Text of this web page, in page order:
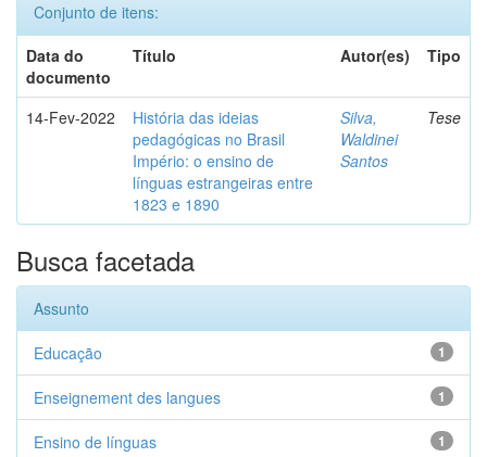
Conjunto de itens:
Data do
documento
Título Autor(es) Tipo
14-Fev-2022
História das ideias
pedagógicas no Brasil
Império: o ensino de
línguas estrangeiras entre
1823 e 1890
Silva,
Waldinei
Santos
Tese
Busca facetada
Assunto
1
Educação
1
Enseignement des langues
1
Ensino de línguas